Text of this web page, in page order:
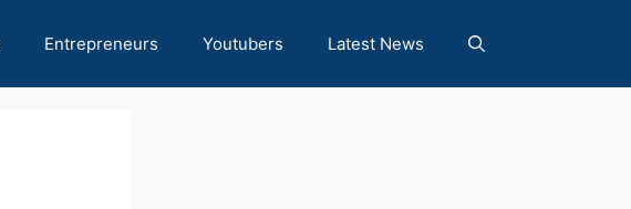
Entrepreneurs Youtubers Latest News